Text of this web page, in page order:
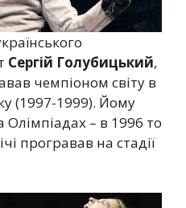
Сергій Голубицький,
чемпіоном світу в
(1997-1999). Йому
– в 1996 то
програвав на стадії